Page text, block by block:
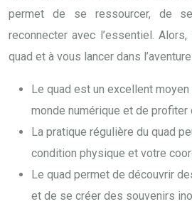
permet de se ressourcer, de
reconnecter avec l’essentiel.
quad et à vous lancer dans
Le quad est un excellent
monde numérique et de profiter
La pratique régulière du quad
condition physique et votre
Le quad permet de découvrir
et de se créer des souvenirs